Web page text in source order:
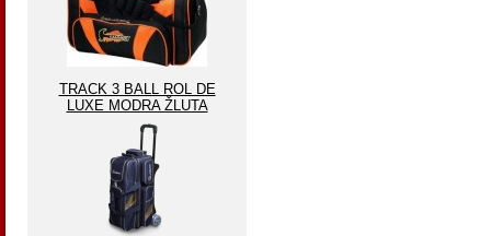
TRACK 3 BALL ROL DE
LUXE MODRA ŽLUTA